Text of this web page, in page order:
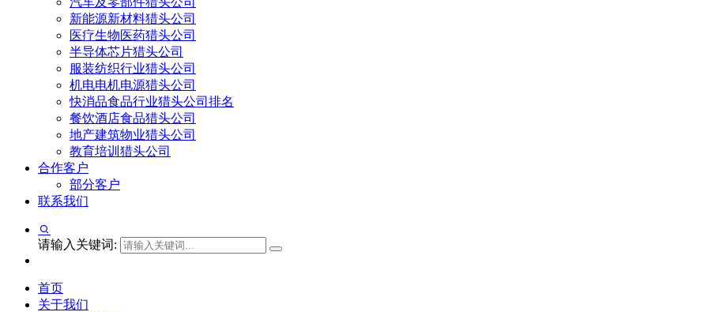
新能源新材料猎头公司
医疗生物医药猎头公司
半导体芯片猎头公司
服装纺织行业猎头公司
机电电机电源猎头公司
快消品食品行业猎头公司排名
餐饮酒店食品猎头公司
地产建筑物业猎头公司
教育培训猎头公司
合作客户
部分客户
联系我们
请输入关键词:
首页
关于我们